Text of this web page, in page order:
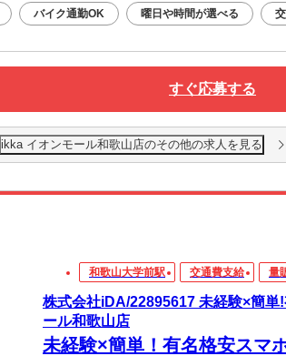
バイク通勤OK 曜日や時間が選べる
すぐ応募する
ikka イオンモール和歌山店のその他の求人を見る
和歌山大学前駅 交通費支給 量
株式会社iDA/22895617 未経験×簡単
ール和歌山店
未経験×簡単！有名格安スマ